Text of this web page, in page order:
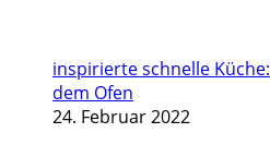
inspirierte schnelle
dem Ofen
24. Februar 2022